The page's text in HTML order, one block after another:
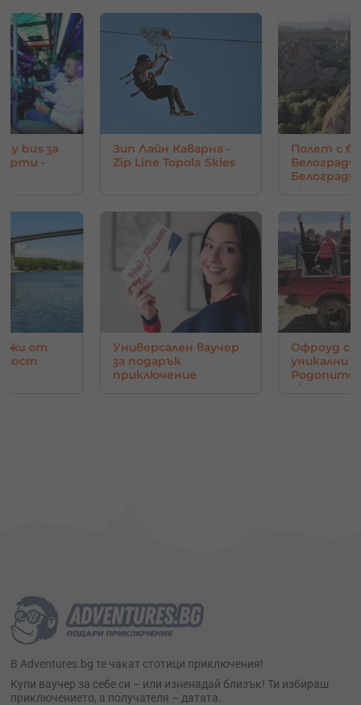
bus за
-
от
мост
Зип Лайн Каварна -
Zip Line Topola Skies
Универсален ваучер
за подарък
приключение
Полет с
скали
Офроуд с
уникални
Родопите
око
В Adventures.bg те чакат стотици приключения!
Kупи ваучер за себе си – или изненадай близък! Ти избираш
приключението, а получателя – датата.